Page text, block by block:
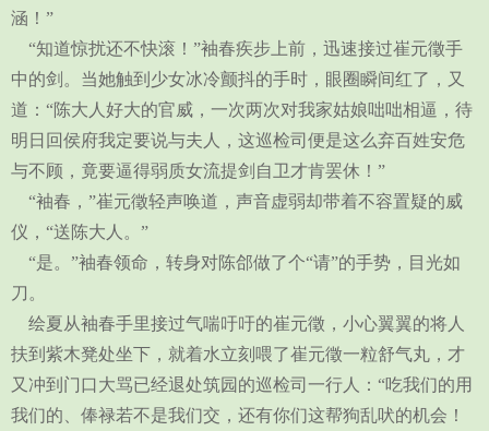
涵！”
“知道惊扰还不快滚！”袖春疾步上前，迅速接过崔元徵手
中的剑。当她触到少女冰冷颤抖的手时，眼圈瞬间红了，又
道：“陈大人好大的官威，一次两次对我家姑娘咄咄相逼，待
明日回侯府我定要说与夫人，这巡检司便是这么弃百姓安危
与不顾，竟要逼得弱质女流提剑自卫才肯罢休！”
“袖春，”崔元徵轻声唤道，声音虚弱却带着不容置疑的威
仪，“送陈大人。”
“是。”袖春领命，转身对陈郃做了个“请”的手势，目光如
刀。
绘夏从袖春手里接过气喘吁吁的崔元徵，小心翼翼的将人
扶到紫木凳处坐下，就着水立刻喂了崔元徵一粒舒气丸，才
又冲到门口大骂已经退处筑园的巡检司一行人：“吃我们的用
我们的、俸禄若不是我们交，还有你们这帮狗乱吠的机会！